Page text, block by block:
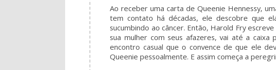
Ao receber uma carta de Queenie Hennessy,
tem contato há décadas, ele descobre que
sucumbindo ao câncer. Então, Harold Fry
sua mulher com seus afazeres, vai até a caixa
encontro casual que o convence de que ele
Queenie pessoalmente. E assim começa a